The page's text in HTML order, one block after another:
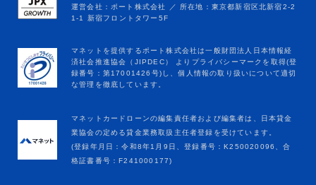
マネットカードローンの編集責任者および編集者は、日本貸金
業協会の定める貸金業務取扱主任者登録を受けています。
(登録年月日：令和8年1月9日、登録番号：K250020096、合
格証書番号：F241000177)